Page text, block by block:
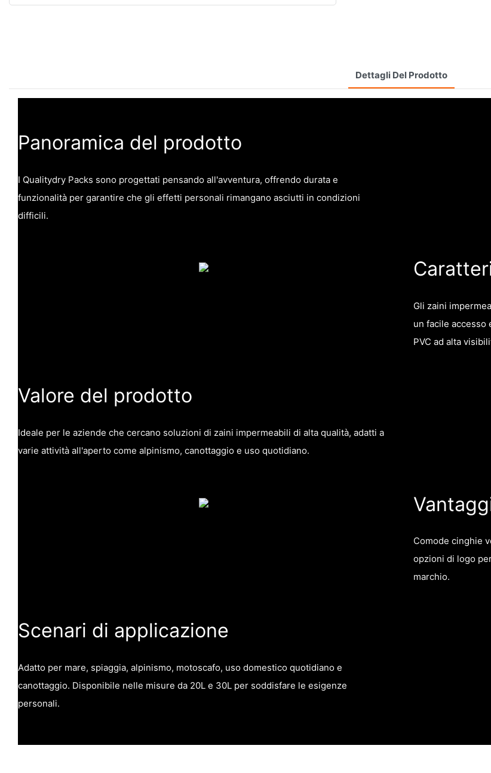
Dettagli Del Prodotto
Panoramica del prodotto
I Qualitydry Packs sono progettati pensando all'avventura, offrendo durata e
funzionalità per garantire che gli effetti personali rimangano asciutti in condizioni
difficili.
Gli zaini
un facile
PVC ad alta
Valore del prodotto
Ideale per le aziende che cercano soluzioni di zaini impermeabili di alta qualità, adatti a
varie attività all'aperto come alpinismo, canottaggio e uso quotidiano.
Comode cinghie
opzioni di logo
marchio.
Scenari di applicazione
Adatto per mare, spiaggia, alpinismo, motoscafo, uso domestico quotidiano e
canottaggio. Disponibile nelle misure da 20L e 30L per soddisfare le esigenze
personali.